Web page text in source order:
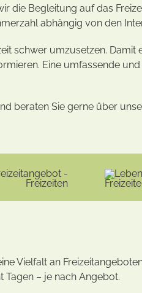
die Begleitung auf das
abhängig von den
schwer umzusetzen.
Eine umfassende
beraten Sie gerne über
Vielfalt an
Tagen – je nach Angebot.